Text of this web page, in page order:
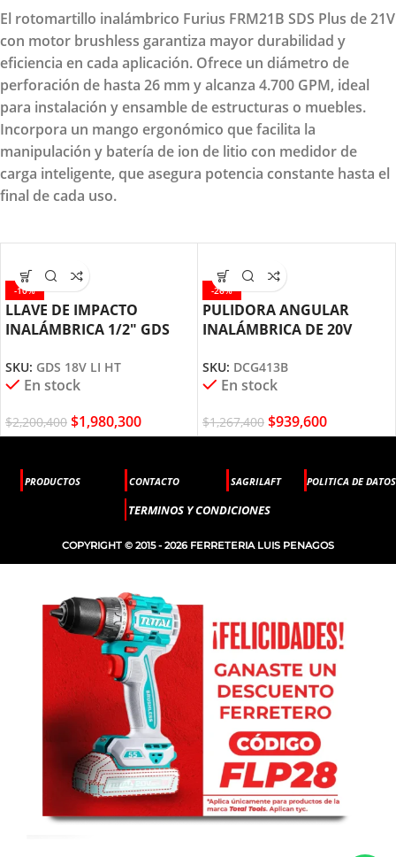
El rotomartillo inalámbrico Furius FRM21B SDS Plus de 21V
con motor brushless garantiza mayor durabilidad y
eficiencia en cada aplicación. Ofrece un diámetro de
perforación de hasta 26 mm y alcanza 4.700 GPM, ideal
para instalación y ensamble de estructuras o muebles.
Incorpora un mango ergonómico que facilita la
manipulación y batería de ion de litio con medidor de
carga inteligente, que asegura potencia constante hasta el
final de cada uso.
-10%
LLAVE DE IMPACTO
INALÁMBRICA 1/2″ GDS
SKU: GDS 18V LI HT
En stock
$2,200,400 $1,980,300
-26%
PULIDORA ANGULAR
INALÁMBRICA DE 20V
DEWALT
SKU: DCG413B
En stock
$1,267,400 $939,600
PRODUCTOS CONTACTO SAGRILAFT POLITICA DE DATOS
TERMINOS Y CONDICIONES
COPYRIGHT © 2015 - 2026 FERRETERIA LUIS PENAGOS